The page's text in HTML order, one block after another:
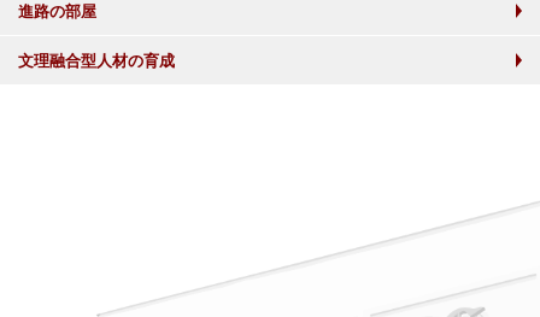
進路の部屋
文理融合型人材の育成